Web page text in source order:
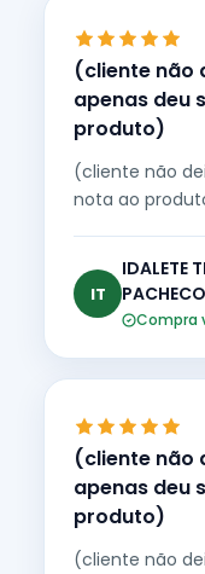
(cliente não
apenas deu
produto)
(cliente não
nota ao
IT
IDALETE
PACHECO
Compra
(cliente não
apenas deu
produto)
(cliente não